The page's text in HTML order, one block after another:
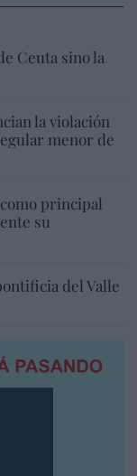
Ceuta sino la
la violación
menor de
principal
su
del Valle